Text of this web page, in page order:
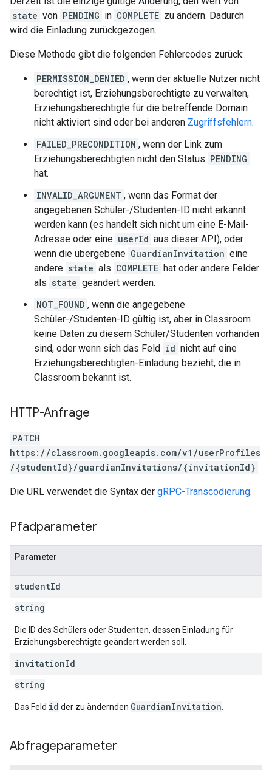
state von PENDING in COMPLETE zu ändern. Dadurch
wird die Einladung zurückgezogen.
Diese Methode gibt die folgenden Fehlercodes zurück:
PERMISSION_DENIED , wenn der aktuelle Nutzer nicht
berechtigt ist, Erziehungsberechtigte zu verwalten,
Erziehungsberechtigte für die betreffende Domain
nicht aktiviert sind oder bei anderen Zugriffsfehlern.
FAILED_PRECONDITION , wenn der Link zum
Erziehungsberechtigten nicht den Status PENDING
hat.
INVALID_ARGUMENT , wenn das Format der
angegebenen Schüler-/Studenten-ID nicht erkannt
werden kann (es handelt sich nicht um eine E-Mail-
Adresse oder eine userId aus dieser API), oder
wenn die übergebene GuardianInvitation eine
andere state als COMPLETE hat oder andere Felder
als state geändert werden.
NOT_FOUND , wenn die angegebene
Schüler-/Studenten-ID gültig ist, aber in Classroom
keine Daten zu diesem Schüler/Studenten vorhanden
sind, oder wenn sich das Feld id nicht auf eine
Erziehungsberechtigten-Einladung bezieht, die in
Classroom bekannt ist.
HTTP-Anfrage
PATCH
https://classroom.googleapis.com/v1/userProfiles
/{studentId}/guardianInvitations/{invitationId}
Die URL verwendet die Syntax der gRPC-Transcodierung.
Pfadparameter
Parameter
studentId
string
Die ID des Schülers oder Studenten, dessen Einladung für
Erziehungsberechtigte geändert werden soll.
invitationId
string
Das Feld id der zu ändernden GuardianInvitation
Abfrageparameter